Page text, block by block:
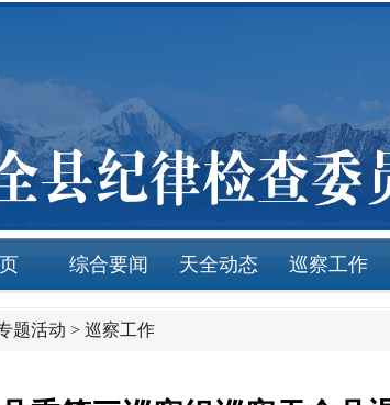
综合要闻 天全动态 巡察工作
题活动 > 巡察工作